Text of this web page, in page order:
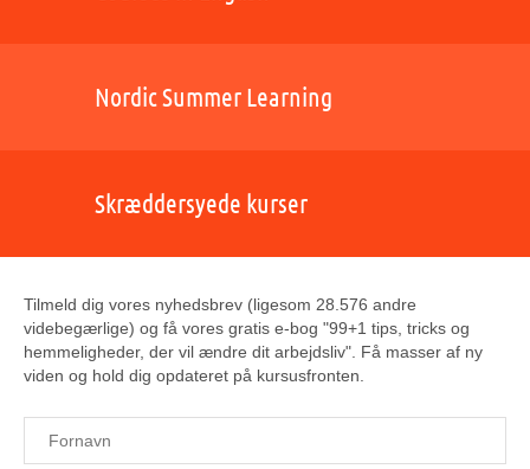
Nordic Summer Learning
Skræddersyede kurser
Tilmeld dig vores nyhedsbrev (ligesom 28.576 andre
videbegærlige) og få vores gratis e-bog "99+1 tips, tricks og
hemmeligheder, der vil ændre dit arbejdsliv". Få masser af ny
viden og hold dig opdateret på kursusfronten.